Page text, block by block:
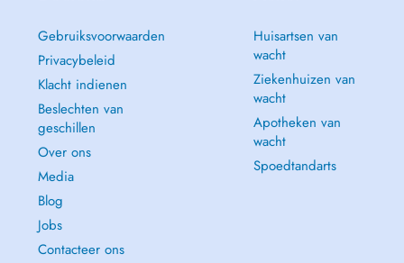
Gebruiksvoorwaarden
Privacybeleid
Klacht indienen
Beslechten van
geschillen
Over ons
Media
Blog
Jobs
Contacteer ons
Huisartsen van
wacht
Ziekenhuizen van
wacht
Apotheken van
wacht
Spoedtandarts